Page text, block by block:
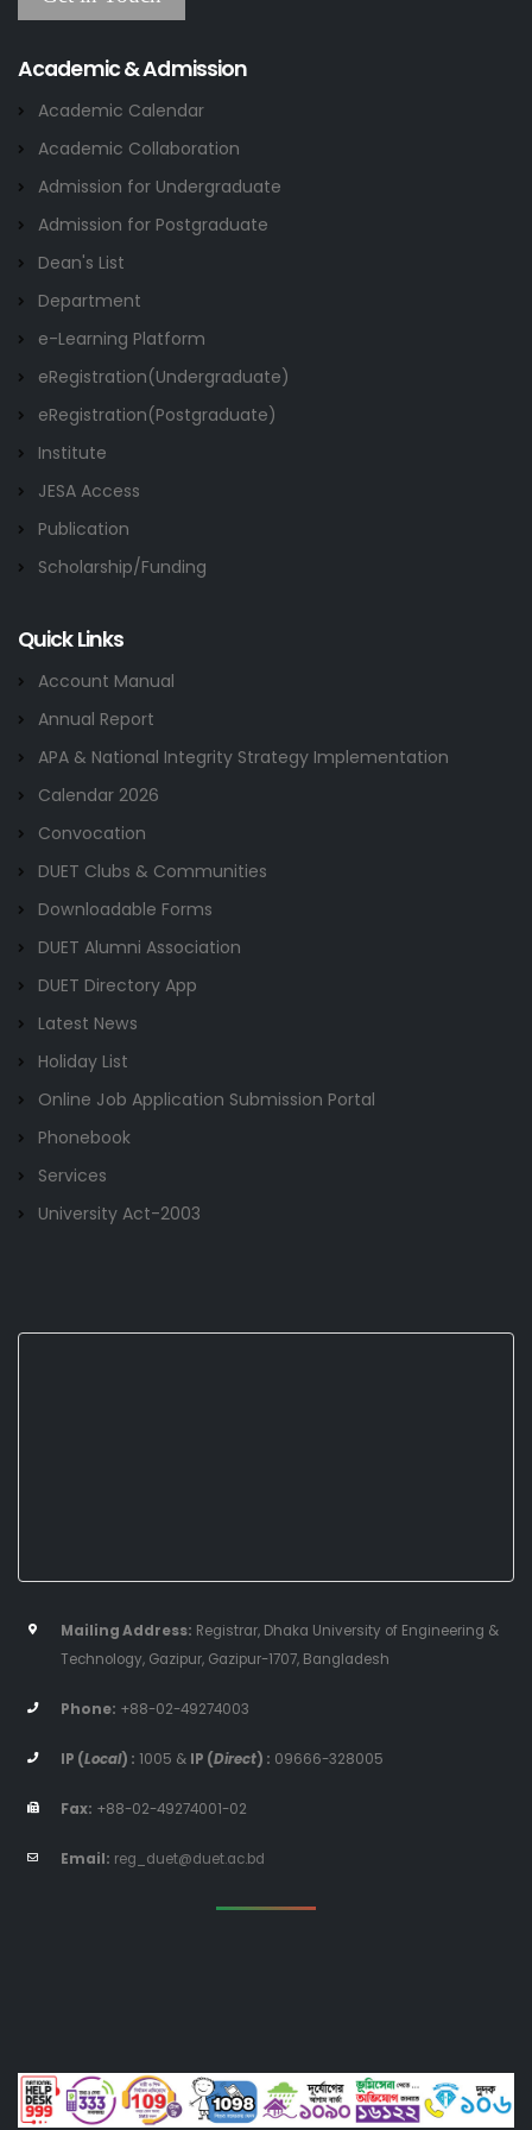
Research and Academic Committee এর নোটিশ
Academic & Admission
Academic Calendar
Academic Collaboration
Admission for Undergraduate
Admission for Postgraduate
Dean's List
Department
e-Learning Platform
eRegistration(Undergraduate)
eRegistration(Postgraduate)
Institute
JESA Access
Publication
Scholarship/Funding
Quick Links
Account Manual
Annual Report
APA & National Integrity Strategy Implementation
Calendar 2026
Convocation
DUET Clubs & Communities
Downloadable Forms
DUET Alumni Association
DUET Directory App
Latest News
Holiday List
Online Job Application Submission Portal
Phonebook
Services
University Act-2003
Mailing Address: Registrar, Dhaka University of Engineering &
Technology, Gazipur, Gazipur-1707, Bangladesh
Phone: +88-02-49274003
IP (Local) : 1005 & IP (Direct) : 09666-328005
Fax: +88-02-49274001-02
Email: reg_duet@duet.ac.bd